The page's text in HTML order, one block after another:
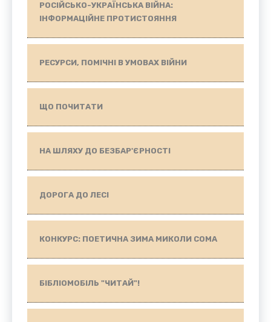
РОСІЙСЬКО-УКРАЇНСЬКА ВІЙНА:
ІНФОРМАЦІЙНЕ ПРОТИСТОЯННЯ
РЕСУРСИ, ПОМІЧНІ В УМОВАХ ВІЙНИ
ЩО ПОЧИТАТИ
НА ШЛЯХУ ДО БЕЗБАР'ЄРНОСТІ
ДОРОГА ДО ЛЕСІ
КОНКУРС: ПОЕТИЧНА ЗИМА МИКОЛИ СОМА
БІБЛІОМОБІЛЬ "ЧИТАЙ"!